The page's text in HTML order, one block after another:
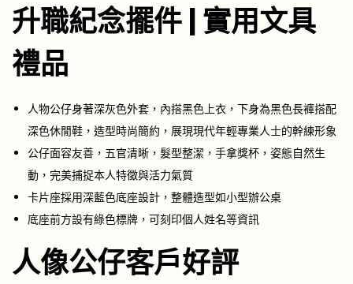
升職紀念擺件 | 實用文具
禮品
人物公仔身著深灰色外套，內搭黑色上衣，下身為黑色長褲搭配
深色休閒鞋，造型時尚簡約，展現現代年輕專業人士的幹練形象
公仔面容友善，五官清晰，髮型整潔，手拿獎杯，姿態自然生
動，完美捕捉本人特徵與活力氣質
卡片座採用深藍色底座設計，整體造型如小型辦公桌
底座前方設有綠色標牌，可刻印個人姓名等資訊
人像公仔客戶好評